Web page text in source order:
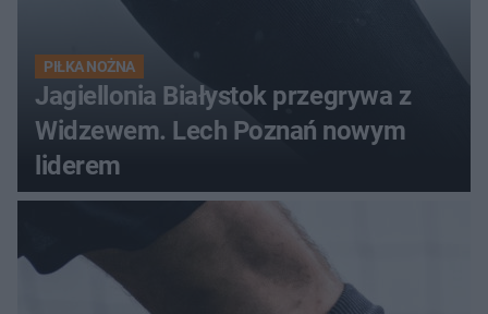
PIŁKA NOŻNA
Jagiellonia Białystok przegrywa z
Widzewem. Lech Poznań nowym
liderem